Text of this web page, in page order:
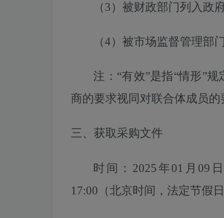
（3）被财政部门列入政
（4）被市场监督管理部
注： “有效”是指“情形”
商的要求视同对联合体成员的
三、获取采购文件
时间： 2025年01月09
17:00（北京时间，法定节假日